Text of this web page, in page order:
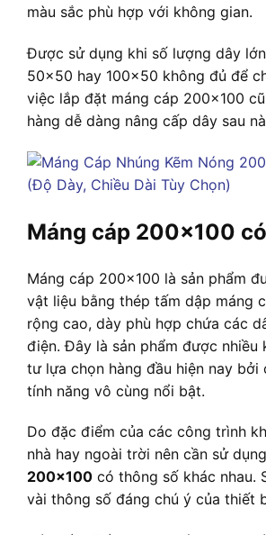
màu sắc phù hợp với không gian.
Được sử dụng khi số lượng dây
50×50 hay 100×50 không đủ để
việc lắp đặt máng cáp 200×100
hàng dễ dàng nâng cấp dây sau
Máng cáp 200×100
Máng cáp 200×100 là sản phẩm
vật liệu bằng thép tấm dập máng
rộng cao, dày phù hợp chứa các
điện. Đây là sản phẩm được nhiều
tư lựa chọn hàng đầu hiện nay bởi
tính năng vô cùng nổi bật.
Do đặc điểm của các công trình
nhà hay ngoài trời nên cần sử dụng
200×100 có thông số khác nhau.
vài thông số đáng chú ý của thiết